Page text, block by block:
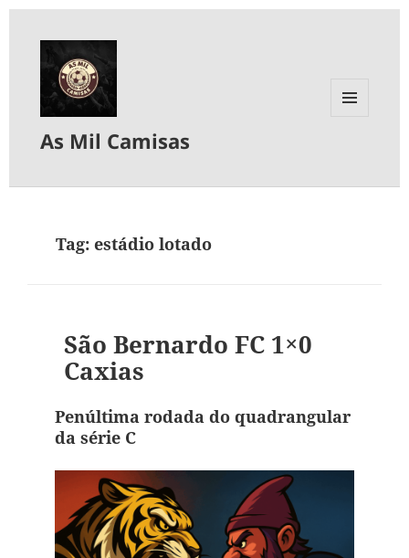
As Mil Camisas
Tag:estádio lotado
São Bernardo FC 1×0
Caxias
Penúltima rodada do quadrangular
da série C